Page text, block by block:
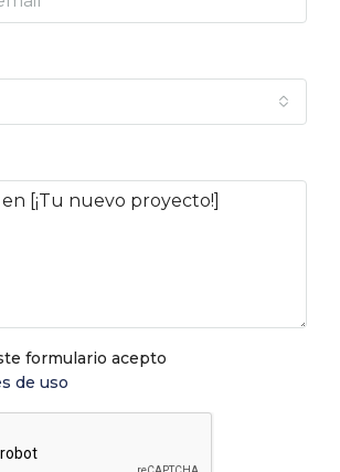
formulario acepto
de uso